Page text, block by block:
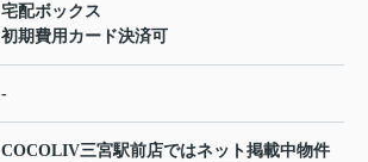
宅配ボックス
初期費用カード決済可
-
COCOLIV三宮駅前店ではネット掲載中物件